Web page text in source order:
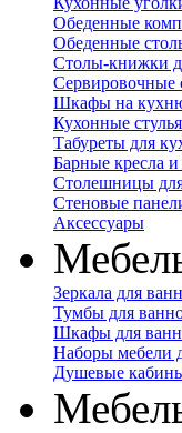
Обеденные
Обеденные
Столы-книжки
Сервировочные
Шкафы на
Кухонные стулья
Табуреты для
Барные кресла и
Столешницы
Стеновые
Аксессуары
Зеркала для
Тумбы для
Шкафы для
Наборы мебели
Душевые